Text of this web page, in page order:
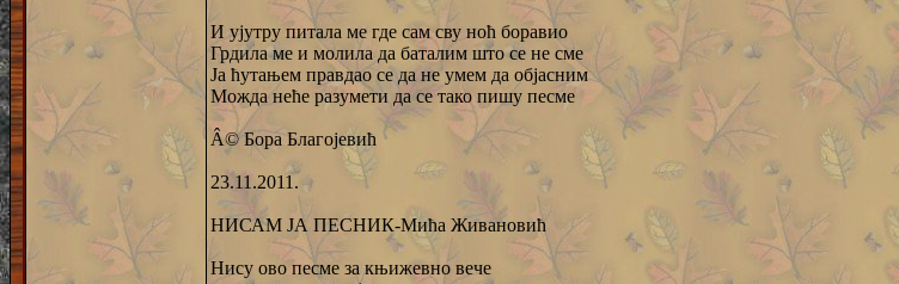
И ујутру питала ме где сам сву ноћ боравио
Грдила ме и молила да баталим што се не сме
Ја ћутањем правдао се да не умем да објасним
Можда неће разумети да се тако пишу песме
Â© Бора Благојевић
23.11.2011.
НИСАМ ЈА ПЕСНИК-Мића Живановић
Нису ово песме за књижевно вече